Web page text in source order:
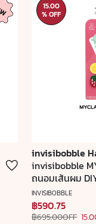
invisibobble
invisibobble
ถนอมเส้นผม
ตามสไตล์ Picnic
INVISIBOBBLE
฿590.75
฿695.00OFF
15.00
% OFF